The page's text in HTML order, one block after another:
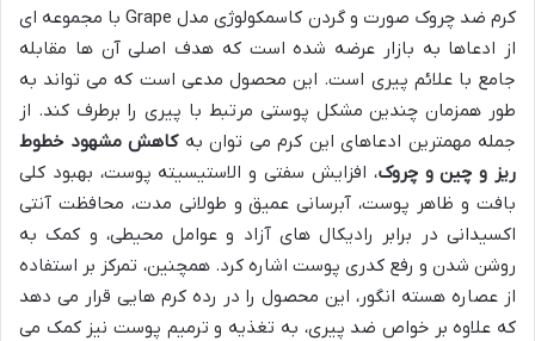
کرم ضد چروک صورت و گردن کاسمکولوژی مدل Grape با مجموعه ای
از ادعاها به بازار عرضه شده است که هدف اصلی آن ها مقابله
جامع با علائم پیری است. این محصول مدعی است که می تواند به
طور همزمان چندین مشکل پوستی مرتبط با پیری را برطرف کند. از
جمله مهمترین ادعاهای این کرم می توان بهکاهش مشهود خطوط
ریز و چین و چروک، افزایش سفتی و الاستیسیته پوست، بهبود کلی
بافت و ظاهر پوست، آبرسانی عمیق و طولانی مدت، محافظت آنتی
اکسیدانی در برابر رادیکال های آزاد و عوامل محیطی، و کمک به
روشن شدن و رفع کدری پوست اشاره کرد. همچنین، تمرکز بر استفاده
از عصاره هسته انگور، این محصول را در رده کرم هایی قرار می دهد
که علاوه بر خواص ضد پیری، به تغذیه و ترمیم پوست نیز کمک می